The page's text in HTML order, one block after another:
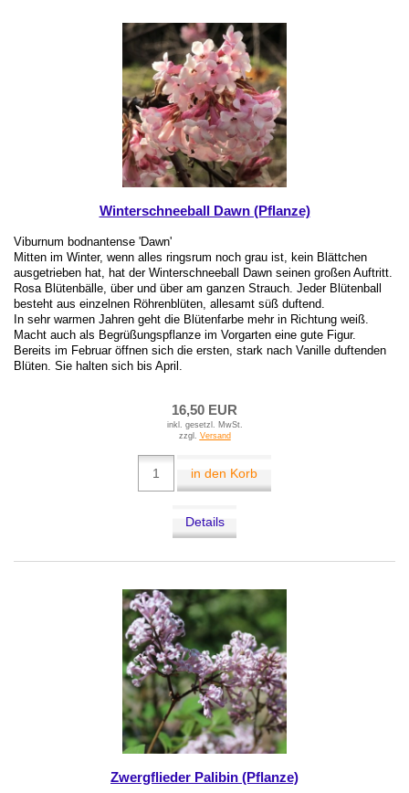
Winterschneeball Dawn (Pflanze)
Viburnum bodnantense 'Dawn'
Mitten im Winter, wenn alles ringsrum noch grau ist, kein Blättchen
ausgetrieben hat, hat der Winterschneeball Dawn seinen großen Auftritt.
Rosa Blütenbälle, über und über am ganzen Strauch. Jeder Blütenball
besteht aus einzelnen Röhrenblüten, allesamt süß duftend.
In sehr warmen Jahren geht die Blütenfarbe mehr in Richtung weiß.
Macht auch als Begrüßungspflanze im Vorgarten eine gute Figur.
Bereits im Februar öffnen sich die ersten, stark nach Vanille duftenden
Blüten. Sie halten sich bis April.
16,50 EUR
inkl. gesetzl. MwSt.
zzgl. Versand
in den Korb
Details
Zwergflieder Palibin (Pflanze)